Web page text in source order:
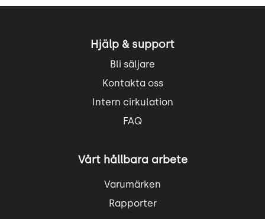
Hjälp & support
Bli säljare
Kontakta oss
Intern cirkulation
FAQ
Vårt hållbara arbete
Varumärken
Rapporter